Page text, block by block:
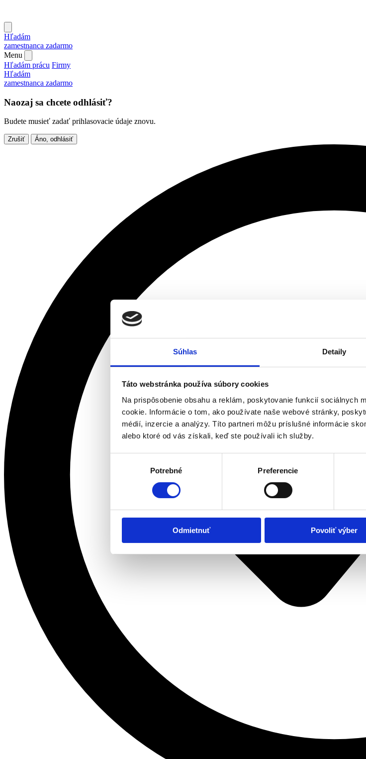
Súhlas Detaily
Táto webstránka používa súbory cookies
Na prispôsobenie obsahu a reklám, poskytovanie funkcií sociálnych
cookie. Informácie o tom, ako používate naše webové stránky,
médií, inzercie a analýzy. Títo partneri môžu príslušné informácie
alebo ktoré od vás získali, keď ste používali ich služby.
Potrebné Preferencie
Odmietnuť Povoliť výber
Hľadám
zamestnanca zadarmo
Menu
Hľadám prácu Firmy
Hľadám
zamestnanca zadarmo
Naozaj sa chcete odhlásiť?
Budete musieť zadať prihlasovacie údaje znovu.
Zrušiť Áno, odhlásiť